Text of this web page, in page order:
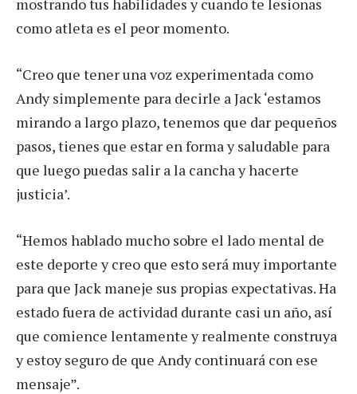
mostrando tus habilidades y cuando te lesionas
como atleta es el peor momento.
“Creo que tener una voz experimentada como
Andy simplemente para decirle a Jack ‘estamos
mirando a largo plazo, tenemos que dar pequeños
pasos, tienes que estar en forma y saludable para
que luego puedas salir a la cancha y hacerte
justicia’.
“Hemos hablado mucho sobre el lado mental de
este deporte y creo que esto será muy importante
para que Jack maneje sus propias expectativas. Ha
estado fuera de actividad durante casi un año, así
que comience lentamente y realmente construya
y estoy seguro de que Andy continuará con ese
mensaje”.